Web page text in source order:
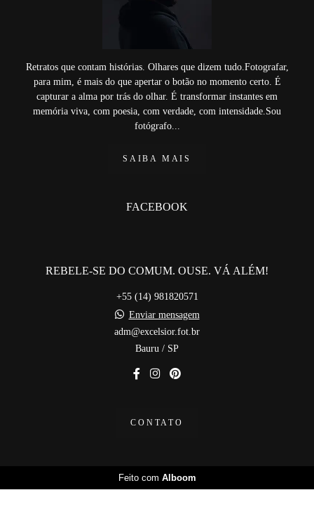
Retratos que contam histórias. Olhares que dizem tudo.Fotografar,
para mim, é mais do que apertar o botão no momento certo. É
capturar a alma por trás do olhar. É transformar instantes em
memória viva, com poesia, com verdade, com intensidade.Sou
fotógrafo...
SAIBA MAIS
FACEBOOK
REBELE-SE DO COMUM. OUSE. VÁ ALÉM!
+55 (14) 981820571
Enviar mensagem
adm@excelsior.fot.br
Bauru / SP
CONTATO
Feito com Alboom